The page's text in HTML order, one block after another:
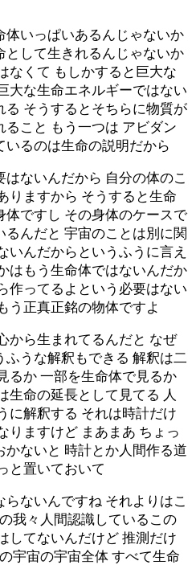
体いっぱいあるんじゃないか
として生きれるんじゃないか
なくて もしかすると巨大な
大な生命エネルギーではない
る そうするとそちらに物質が
こと もう一つは アビダン
るのは生命の説明だから
ないんだから 自分の体のこ
りますから そうすると生命
ですし その身体のケースで
んだと 宇宙のことは別に関
いんだからというふうに言え
はもう生命体ではないんだか
作ってるよという必要はない
う正真正銘の物体ですよ
から生まれてるんだと なぜ
うな解釈もできる 解釈は二
るか 一部を生命体で見るか
生命の延長として見てる 人
に解釈する それは時計だけ
りますけど まあまあ ちょっ
かないと 時計とか人間作る道
と置いておいて
ないんですね それよりはこ
我々人間認識しているこの
してないんだけど 推測だけ
宇宙の宇宙全体 すべて生命